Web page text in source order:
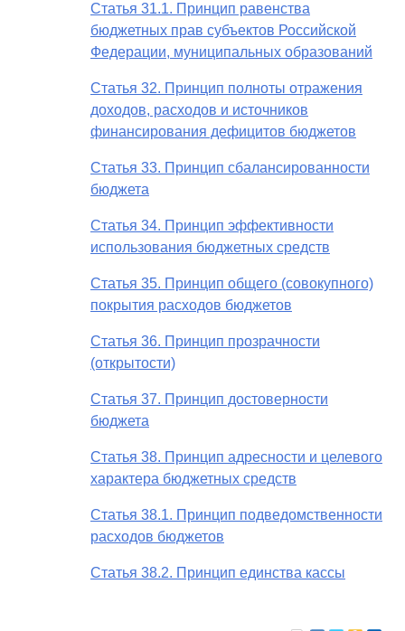
Статья 31.1. Принцип равенства
бюджетных прав субъектов Российской
Федерации, муниципальных образований
Статья 32. Принцип полноты отражения
доходов, расходов и источников
финансирования дефицитов бюджетов
Статья 33. Принцип сбалансированности
бюджета
Статья 34. Принцип эффективности
использования бюджетных средств
Статья 35. Принцип общего (совокупного)
покрытия расходов бюджетов
Статья 36. Принцип прозрачности
(открытости)
Статья 37. Принцип достоверности
бюджета
Статья 38. Принцип адресности и целевого
характера бюджетных средств
Статья 38.1. Принцип подведомственности
расходов бюджетов
Статья 38.2. Принцип единства кассы